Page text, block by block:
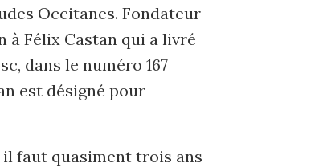
Occitanes. Fondateur
à Félix Castan qui a livré
dans le numéro 167
est désigné pour
il faut quasiment trois ans